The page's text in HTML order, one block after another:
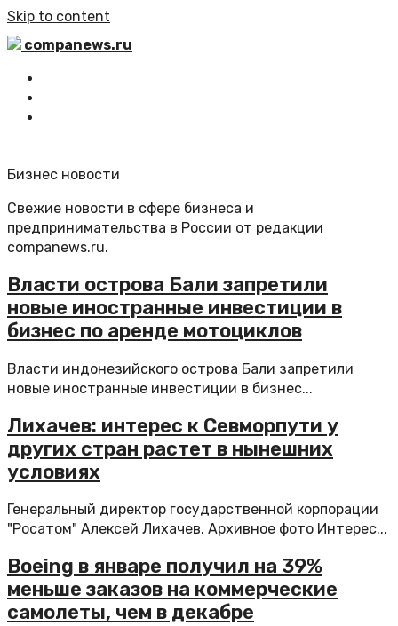
Skip to content
companews.ru
Бизнес новости
Свежие новости в сфере бизнеса и
предпринимательства в России от редакции
companews.ru.
Власти острова Бали запретили
новые иностранные инвестиции в
бизнес по аренде мотоциклов
Власти индонезийского острова Бали запретили
новые иностранные инвестиции в бизнес...
Лихачев: интерес к Севморпути у
других стран растет в нынешних
условиях
Генеральный директор государственной корпорации
"Росатом" Алексей Лихачев. Архивное фото Интерес...
Boeing в январе получил на 39%
меньше заказов на коммерческие
самолеты, чем в декабре